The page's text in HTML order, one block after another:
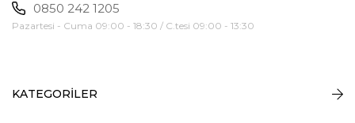
0850 242 1205
Pazartesi - Cuma 09:00 - 18:30 / C.tesi 09:00 - 13:30
KATEGORİLER